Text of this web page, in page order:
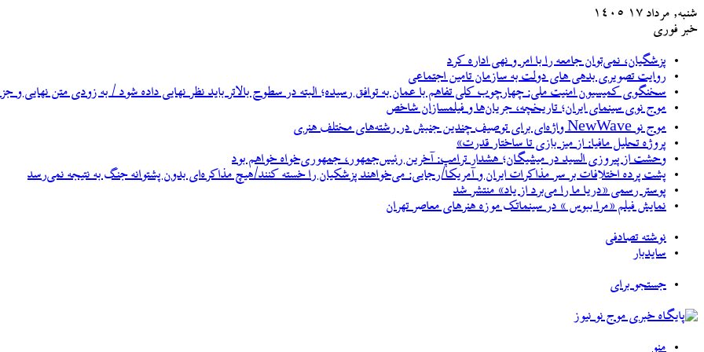
شنبه, مرداد ۱۷ ۱۴۰۵
خبر فوری
پزشگیان، نمی‌توان جامعه را با امر و نهی اداره کرد
روایت تصویری بدهی های دولت به سازمان تامین اجتماعی
سخنگوی کمیسیون امنیت ملی: چهارچوب کلی تفاهم با عمان به توافق رسیده؛ البته در سطوح بالاتر باید نظر نهایی داده شود / به زودی متن نهایی و
موج نوی سینمای ایران؛ تاریخچه، جریان‌ها و فیلمسازان شاخص
موج نو NewWave واژه‌ای برای توصیف چندین جنبش در رشته‌های مختلف هنری
پروژه تحلیل مافیا: از میز بازی تا ساختار قدرت»
وحشت از پیروزی السید در میشیگان؛ هشدار ترامپ: آخرین رئیس‌جمهور، جمهوری‌خواه خواهم بود
پشت پرده اختلافات بر سر مذاکرات ایران و آمریکا/رجایی: می‌خواهند پزشکیان را خسته کنند/هیچ مذاکره‌ای بدون پشتوانه جنگ به نتیجه نمی‌رسد
پوستر رسمی «دریا ما را می‌برد از یاد» منتشر شد
نمایش فیلم «مرا ببوس » در سینماتک موزه هنرهای معاصر تهران
نوشته تصادفی
سایدبار
جستجو برای
منو